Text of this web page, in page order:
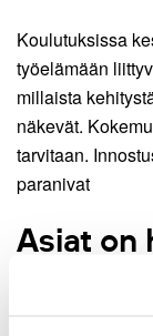
Koulutuksissa
työelämään
millaista
näkevät.
tarvitaan.
paranivat
Asiat on